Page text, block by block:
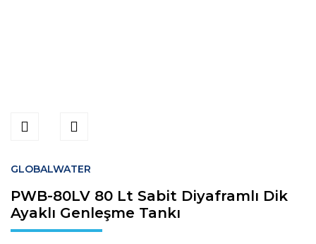
GLOBALWATER
PWB-80LV 80 Lt Sabit Diyaframlı Dik
Ayaklı Genleşme Tankı